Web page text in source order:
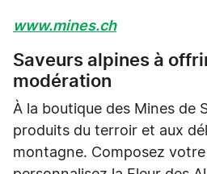
www.mines.ch
Saveurs alpines à
modération
À la boutique des Mines de
produits du terroir et aux
montagne. Composez